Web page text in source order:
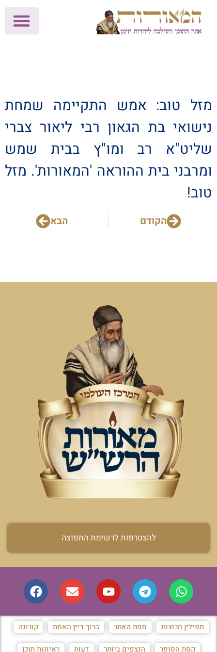
מזל טוב: אמש התקיימה שמחת
נישואי בת הגאון רבי ליאור צברי
שליט"א רב ומו"ץ בבית שמש
ומרבני בית ההוראה 'המאורות'. מזל
טוב!
הקודם הבא
להצטרפות לרשימת התפוצה
תפילין חרוצות מפת האתר ברוך דיין האמת קורונה
קסת הסופר הנצפים ביותר דעות ראיונות תוכן